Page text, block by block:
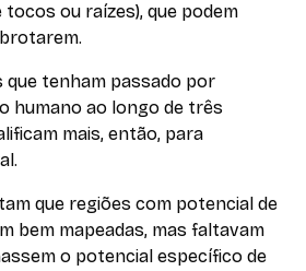
ou raízes), que podem
que tenham passado por
humano ao longo de três
mais, então, para
que regiões com potencial de
bem mapeadas, mas faltavam
o potencial específico de